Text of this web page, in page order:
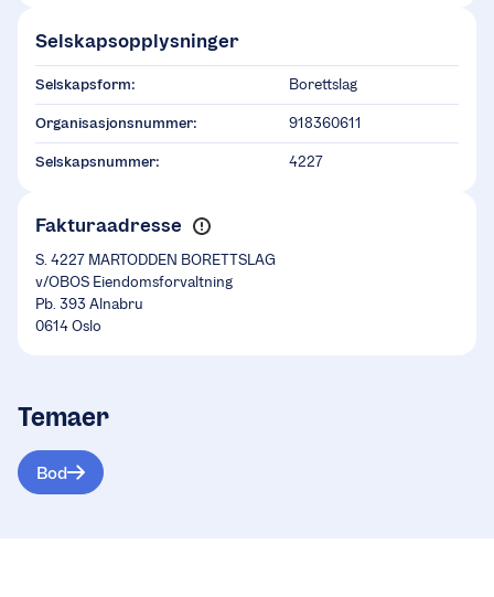
Selskapsopplysninger
Selskapsform: Borettslag
Organisasjonsnummer: 918360611
Selskapsnummer: 4227
Fakturaadresse
S. 4227 MARTODDEN BORETTSLAG
v/OBOS Eiendomsforvaltning
Pb. 393 Alnabru
0614 Oslo
Temaer
Bod